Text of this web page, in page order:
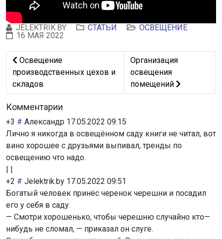
JELEKTRIK.BY СТАТЬИ
ОСВЕЩЕНИЕ
16 МАЯ 2022
Предыдущий: Освещение производственных цехов и
Освещение
производственных цехов и
складов
Следующий:
Организация
освещения
помещений
Комментарии
+3 # Александр 17.05.2022 09:15
Лично я никогда в освещённом саду книги не читал, вот
вино хорошее с друзьями выпивал, тренды по
освещению что надо.
| |
+2 # Jelektrik.by 17.05.2022 09:51
Богатый человек принёс черенок черешни и посадил
его у себя в саду.
— Смотри хорошенько, чтобы черешню случайно кто—
нибудь не сломал, — приказал он слуге.